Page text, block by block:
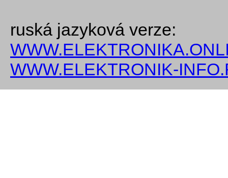
ruská jazyková verze:
WWW.ELEKTRONIK-